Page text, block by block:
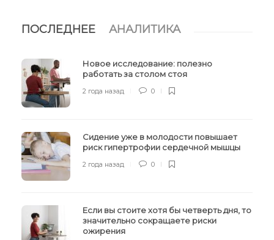
ПОСЛЕДНЕЕ АНАЛИТИКА
Новое исследование: полезно
работать за столом стоя
2 года назад 0
Сидение уже в молодости повышает
риск гипертрофии сердечной мышцы
2 года назад 0
Если вы стоите хотя бы четверть дня, то
значительно сокращаете риски
ожирения